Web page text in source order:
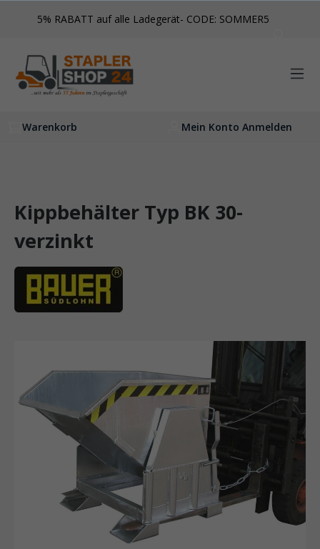
springen
5% RABATT auf alle Ladegerät- CODE: SOMMER5
Mein Konto Anmelden
Warenkorb
Kippbehälter Typ BK 30-
verzinkt